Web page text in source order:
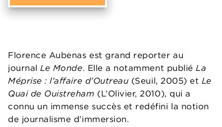
Florence Aubenas est grand reporter au
journalLe Monde. Elle a notamment publiéLa
Méprise : l’affaire d’Outreau (Seuil, 2005) et Le
Quai de Ouistreham (L’Olivier, 2010), qui a
connu un immense succès et redéfini la notion
de journalisme d’immersion.